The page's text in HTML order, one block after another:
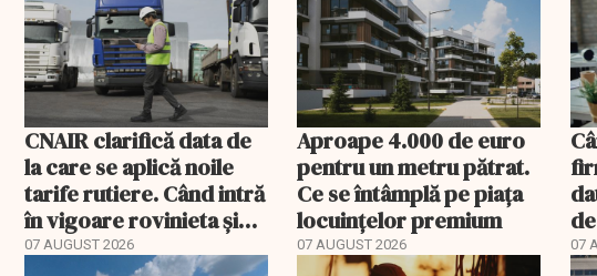
rambursat
încheie în această seară
CNAIR clarifică data de
la care se aplică noile
tarife rutiere. Când intră
în vigoare rovinieta și
TollRo
07 AUGUST 2026
Aproape 4.000 de euro
pentru un metru pătrat.
Ce se întâmplă pe piața
locuințelor premium
07 AUGUST 2026 07